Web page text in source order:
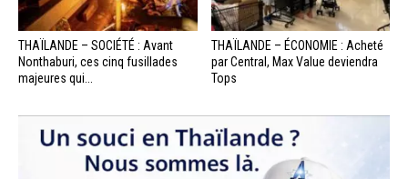
THAÏLANDE – SOCIÉTÉ : Avant
Nonthaburi, ces cinq fusillades
majeures qui...
THAÏLANDE – ÉCONOMIE : Acheté
par Central, Max Value deviendra
Tops